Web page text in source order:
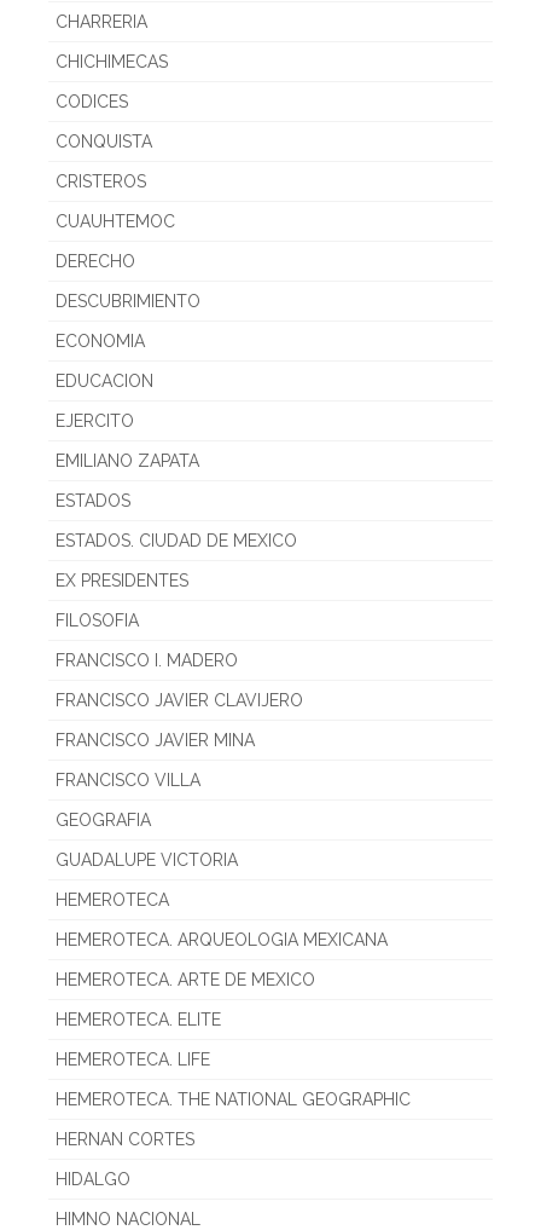
CHARRERIA
CHICHIMECAS
CODICES
CONQUISTA
CRISTEROS
CUAUHTEMOC
DERECHO
DESCUBRIMIENTO
ECONOMIA
EDUCACION
EJERCITO
EMILIANO ZAPATA
ESTADOS
ESTADOS. CIUDAD DE MEXICO
EX PRESIDENTES
FILOSOFIA
FRANCISCO I. MADERO
FRANCISCO JAVIER CLAVIJERO
FRANCISCO JAVIER MINA
FRANCISCO VILLA
GEOGRAFIA
GUADALUPE VICTORIA
HEMEROTECA
HEMEROTECA. ARQUEOLOGIA MEXICANA
HEMEROTECA. ARTE DE MEXICO
HEMEROTECA. ELITE
HEMEROTECA. LIFE
HEMEROTECA. THE NATIONAL GEOGRAPHIC
HERNAN CORTES
HIDALGO
HIMNO NACIONAL